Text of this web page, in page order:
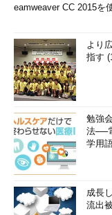
eamweaver CC 2015を
より
指す
勉強
法──
学用
成長
流出